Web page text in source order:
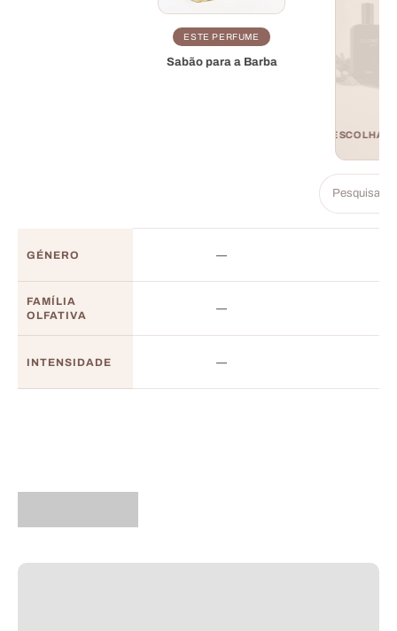
ESTE PERFUME
Sabão para a Barba
GÉNERO —
FAMÍLIA
OLFATIVA
—
INTENSIDADE —